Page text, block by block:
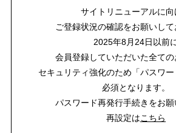
サイトリニューアルに向
ご登録状況の確認をお願いして
2025年8月24日以前
会員登録していただいた全ての
セキュリティ強化のため「パスワ
必須となります。
パスワード再発行手続きをお願
再設定はこちら